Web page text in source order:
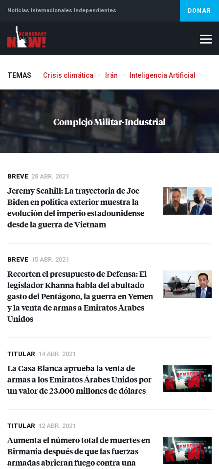
Noticias Internacionales Independientes DONAR
TEMAS Crisis climática Irán Inteligencia Artificial
Complejo Militar-Industrial
BREVE 28 ABR. 2021
Jeremy Scahill: La trayectoria de Joe
Biden en política exterior muestra la
evolución del imperio estadounidense
desde la guerra de Vietnam
BREVE 15 ABR. 2021
Recorten el presupuesto de Defensa: El
legislador Khanna habla del abultado
gasto del Pentágono, la guerra en Yemen
y la venta de armas a Emiratos Árabes
Unidos
TITULAR 14 ABR. 2021
La Casa Blanca aprueba la venta de
armas a los Emiratos Árabes Unidos por
un valor de 23.000 millones de dólares
TITULAR 12 ABR. 2021
Aumenta el número total de muertes en
Birmania después de que las fuerzas
armadas abrieran fuego contra una